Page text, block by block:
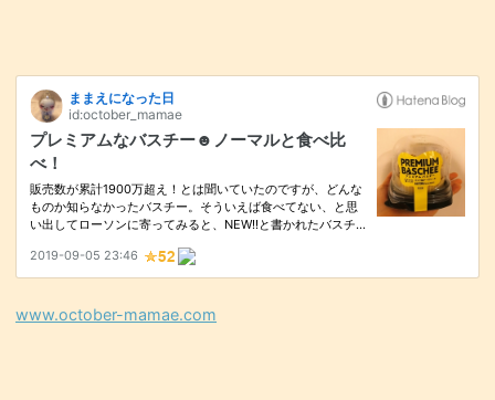
www.october-mamae.com